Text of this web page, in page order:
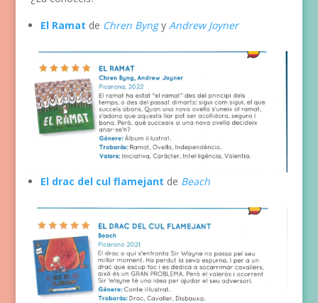
El Ramat de Chren ByngyAndrew Joyner
El drac del cul flamejant de Beach